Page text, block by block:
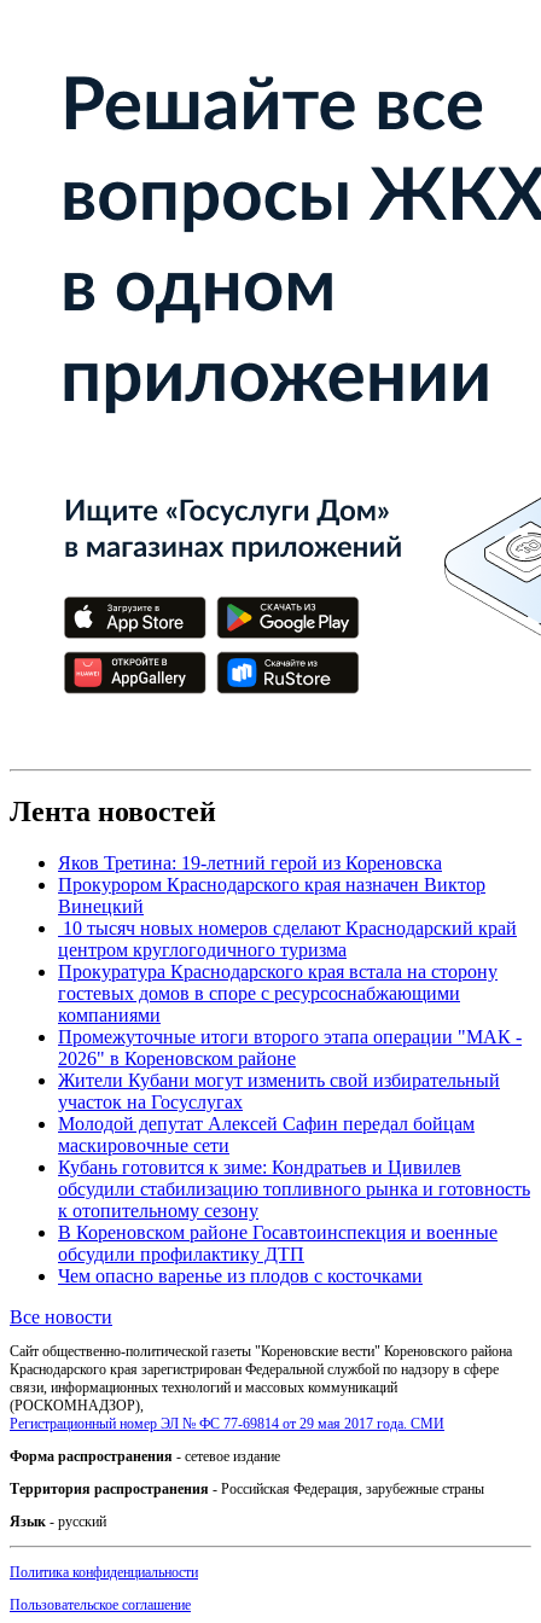
Лента новостей
Яков Третина: 19-летний герой из Кореновска
Прокурором Краснодарского края назначен Виктор
Винецкий
10 тысяч новых номеров сделают Краснодарский край
центром круглогодичного туризма
Прокуратура Краснодарского края встала на сторону
гостевых домов в споре с ресурсоснабжающими
компаниями
Промежуточные итоги второго этапа операции "МАК -
2026" в Кореновском районе
Жители Кубани могут изменить свой избирательный
участок на Госуслугах
Молодой депутат Алексей Сафин передал бойцам
маскировочные сети
Кубань готовится к зиме: Кондратьев и Цивилев
обсудили стабилизацию топливного рынка и готовность
к отопительному сезону
В Кореновском районе Госавтоинспекция и военные
обсудили профилактику ДТП
Чем опасно варенье из плодов с косточками
Все новости
Сайт общественно-политической газеты "Кореновские вести" Кореновского района
Краснодарского края зарегистрирован Федеральной службой по надзору в сфере
связи, информационных технологий и массовых коммуникаций
(РОСКОМНАДЗОР),
Регистрационный номер ЭЛ № ФС 77-69814 от 29 мая 2017 года. СМИ
Форма распространения - сетевое издание
Территория распространения - Российская Федерация, зарубежные страны
Язык - русский
Политика конфиденциальности
Пользовательское соглашение